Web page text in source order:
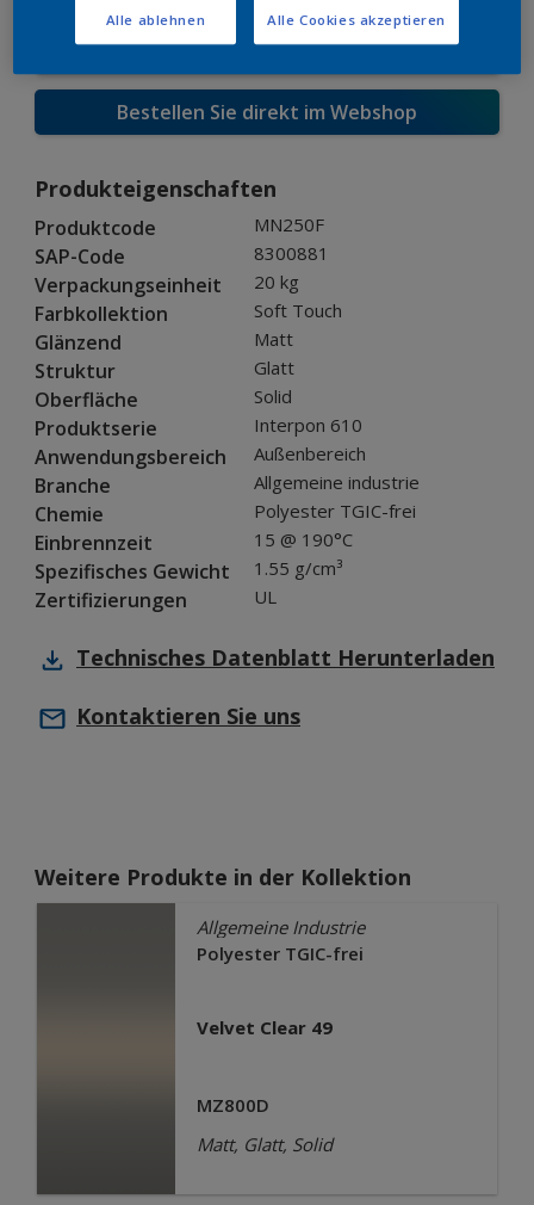
Muster bestellen
Bestellen Sie direkt im Webshop
Produkteigenschaften
Produktcode MN250F
SAP-Code 8300881
Verpackungseinheit 20 kg
Farbkollektion Soft Touch
Glänzend Matt
Struktur Glatt
Oberfläche Solid
Produktserie Interpon 610
Anwendungsbereich Außenbereich
Branche Allgemeine industrie
Chemie Polyester TGIC-frei
Einbrennzeit 15 @ 190°C
Spezifisches Gewicht 1.55 g/cm³
Zertifizierungen UL
Technisches Datenblatt Herunterladen
Kontaktieren Sie uns
Weitere Produkte in der Kollektion
Allgemeine Industrie
Polyester TGIC-frei
Velvet Clear 49
MZ800D
Matt, Glatt, Solid
Alle ablehnen Alle Cookies akzeptieren